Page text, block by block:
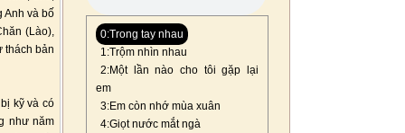
Anh và bố
(Lào),
thách bản
kỹ và có
như năm
0:Trong tay nhau
1:Trộm nhìn nhau
2:Một lần nào cho tôi gặp lại
em
3:Em còn nhớ mùa xuân
4:Giọt nước mắt ngà